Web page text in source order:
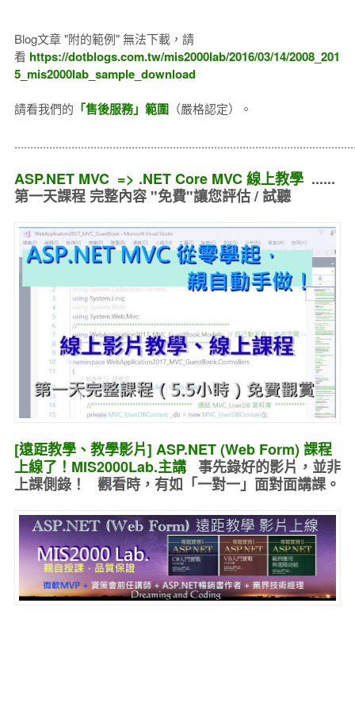
Blog文章 "附的範例" 無法下載，請
看 https://dotblogs.com.tw/mis2000lab/2016/03/14/2008_201
5_mis2000lab_sample_download
請看我們的 「售後服務」範圍（嚴格認定）。
ASP.NET MVC => .NET Core MVC 線上教學......
第一天課程 完整內容 "免費"讓您評估 / 試聽
[遠距教學、教學影片] ASP.NET (Web Form) 課程
上線了！MIS2000Lab.主講 事先錄好的影片，並非
上課側錄！ 觀看時，有如 「一對一」面對面講課。